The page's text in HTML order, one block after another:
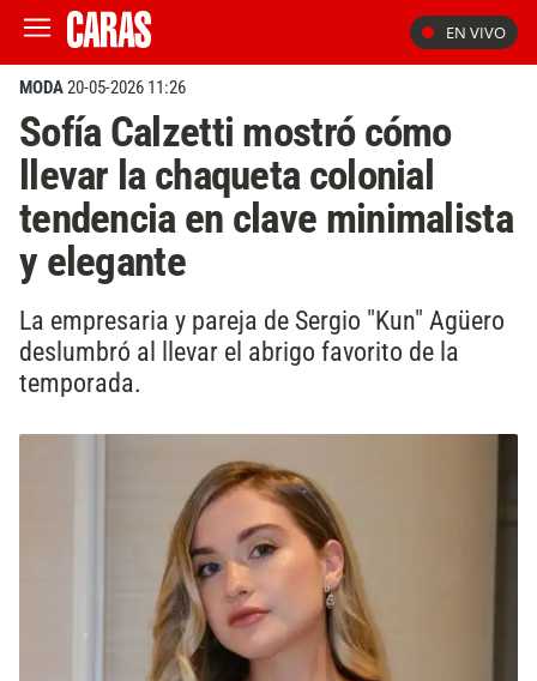
EN VIVO
MODA20-05-2026 11:26
Sofía Calzetti mostró cómo
llevar la chaqueta colonial
tendencia en clave minimalista
y elegante
La empresaria y pareja de Sergio "Kun" Agüero
deslumbró al llevar el abrigo favorito de la
temporada.